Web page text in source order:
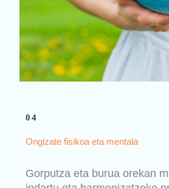
04
Ongizate fisikoa eta mentala
Gorputza eta burua orekan